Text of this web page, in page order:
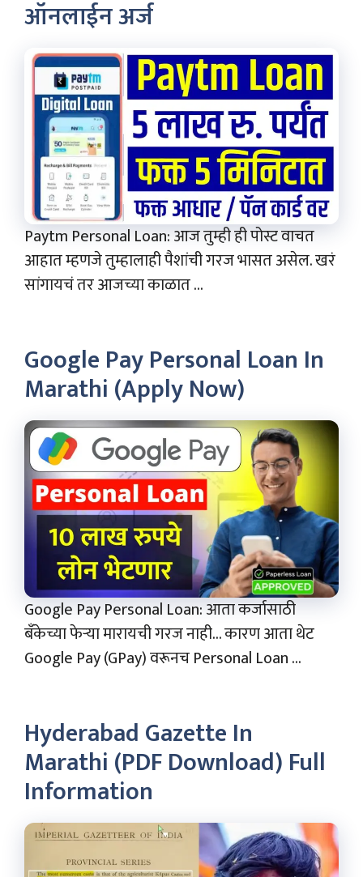
ऑनलाईन अर्ज
Paytm Personal Loan: आज तुम्ही ही पोस्ट वाचत
आहात म्हणजे तुम्हालाही पैशांची गरज भासत असेल. खरं
सांगायचं तर आजच्या काळात ...
Google Pay Personal Loan In
Marathi (Apply Now)
Google Pay Personal Loan: आता कर्जासाठी
बँकेच्या फेऱ्या मारायची गरज नाही… कारण आता थेट
Google Pay (GPay) वरूनच Personal Loan ...
Hyderabad Gazette In
Marathi (PDF Download) Full
Information